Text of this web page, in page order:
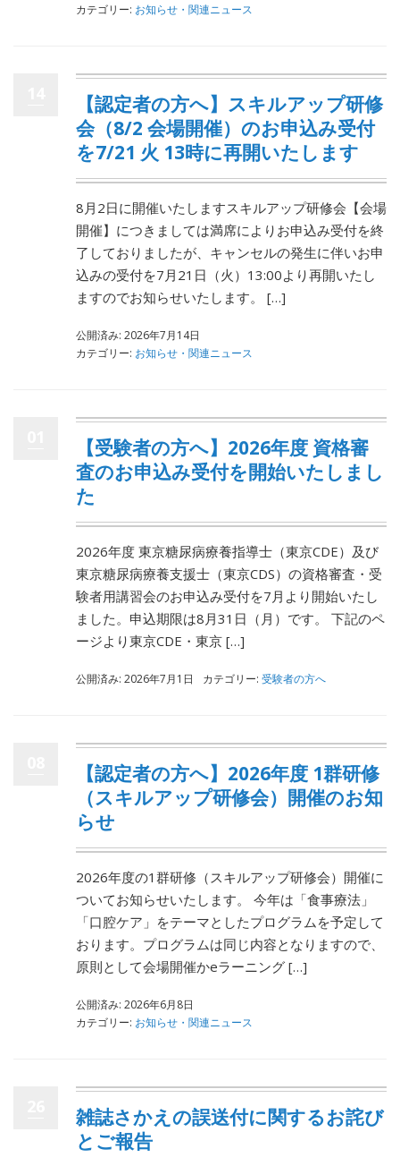
カテゴリー: お知らせ・関連ニュース
【認定者の方へ】スキルアップ研修
会（8/2 会場開催）のお申込み受付
を7/21 火 13時に再開いたします
8月2日に開催いたしますスキルアップ研修会【会場
開催】につきましては満席によりお申込み受付を終
了しておりましたが、キャンセルの発生に伴いお申
込みの受付を7月21日（火）13:00より再開いたし
ますのでお知らせいたします。 […]
公開済み: 2026年7月14日
カテゴリー: お知らせ・関連ニュース
【受験者の方へ】2026年度 資格審
査のお申込み受付を開始いたしまし
た
2026年度 東京糖尿病療養指導士（東京CDE）及び
東京糖尿病療養支援士（東京CDS）の資格審査・受
験者用講習会のお申込み受付を7月より開始いたし
ました。申込期限は8月31日（月）です。 下記のペ
ージより東京CDE・東京 […]
公開済み: 2026年7月1日 カテゴリー: 受験者の方へ
【認定者の方へ】2026年度 1群研修
（スキルアップ研修会）開催のお知
らせ
2026年度の1群研修（スキルアップ研修会）開催に
ついてお知らせいたします。 今年は「食事療法」
「口腔ケア」をテーマとしたプログラムを予定して
おります。プログラムは同じ内容となりますので、
原則として会場開催かeラーニング […]
公開済み: 2026年6月8日
カテゴリー: お知らせ・関連ニュース
雑誌さかえの誤送付に関するお詫び
とご報告